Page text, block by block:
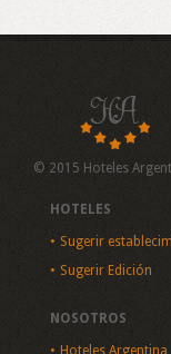
© 2015 Hoteles
HOTELES
Sugerir
Sugerir Edición
NOSOTROS
Hoteles Argentina